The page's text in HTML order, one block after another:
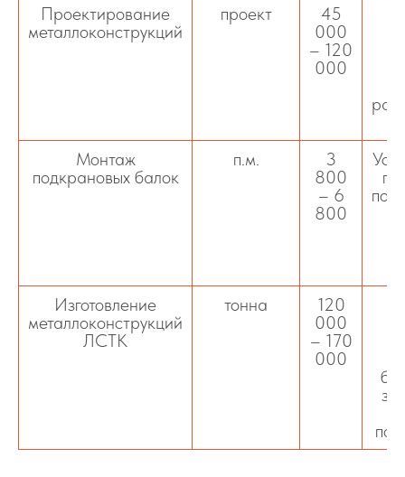
Проектирование
металлоконструкций
проект
45
000
– 120
000
Монтаж
подкрановых балок
п.м.
3
800
– 6
800
Изготовление
металлоконструкций
ЛСТК
тонна
120
000
– 170
000